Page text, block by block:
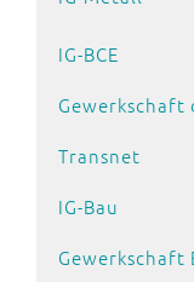
IG-BCE
Gewerkschaft
Transnet
IG-Bau
Gewerkschaft